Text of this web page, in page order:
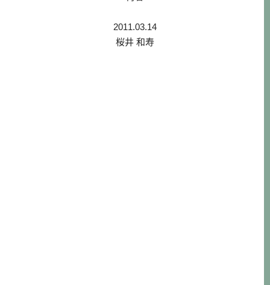
2011.03.14
桜井 和寿